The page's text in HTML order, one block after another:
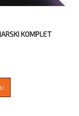
KOMPLET